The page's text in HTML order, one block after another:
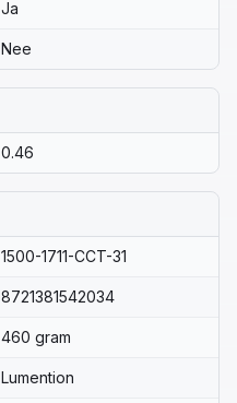
Ja
Nee
0.46
1500-1711-CCT-31
8721381542034
460 gram
Lumention